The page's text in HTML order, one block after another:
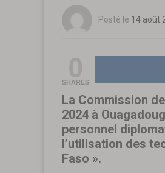
Posté le 14 août
SHARES
La Commission
2024 à
personnel
l’utilisation des
Faso ».